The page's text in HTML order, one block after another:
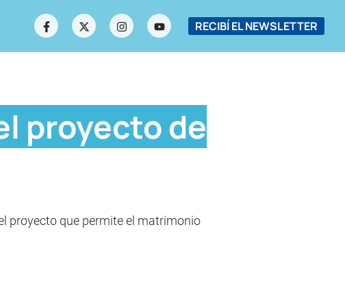
RECIBÍ EL NEWSLETTER
proyecto de
proyecto que permite el matrimonio